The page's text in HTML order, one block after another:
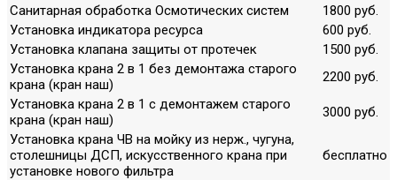
Санитарная обработка Осмотических систем
1800 руб.
Установка индикатора ресурса
600 руб.
Установка клапана защиты от протечек
1500 руб.
Установка крана 2 в 1 без демонтажа старого
крана (кран наш)
2200 руб.
Установка крана 2 в 1 с демонтажем старого
крана (кран наш)
3000 руб.
Установка крана ЧВ на мойку из нерж., чугуна,
столешницы ДСП, искусственного крана при
установке нового фильтра
бесплатно